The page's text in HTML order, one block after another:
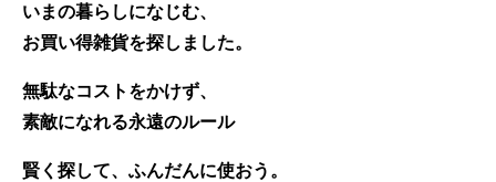
いまの暮らしになじむ、
お買い得雑貨を探しました。
無駄なコストをかけず、
素敵になれる永遠のルール
賢く探して、ふんだんに使おう。